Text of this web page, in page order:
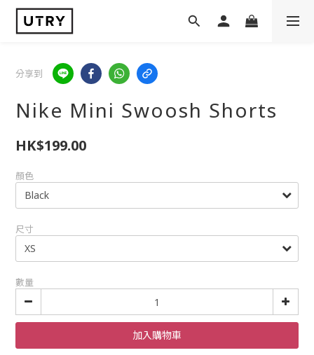
分享到
Nike Mini Swoosh Shorts
HK$199.00
顏色
尺寸
數量
加入購物車